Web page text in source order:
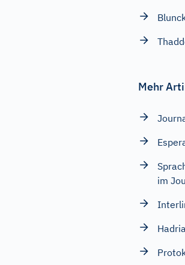
Mehr
im